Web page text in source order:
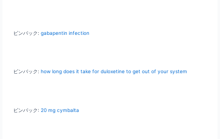
ピンバック: gabapentin infection
ピンバック: how long does it take for duloxetine to get out of your system
ピンバック: 20 mg cymbalta